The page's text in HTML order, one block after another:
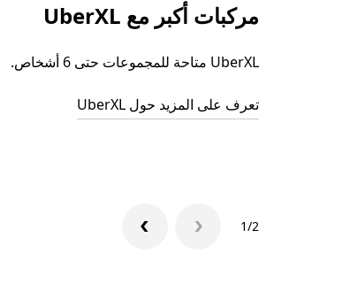
مركبات أكبر مع UberXL
UberXL متاحة للمجموعات حتى 6 أشخاص.
تعرف على المزيد حول UberXL
1/2